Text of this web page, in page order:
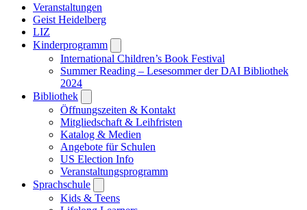
Veranstaltungen
Geist Heidelberg
LIZ
Kinderprogramm
submenu
International Children’s Book Festival
Summer Reading – Lesesommer der DAI Bibliothek
2024
Bibliothek
submenu
Öffnungszeiten & Kontakt
Mitgliedschaft & Leihfristen
Katalog & Medien
Angebote für Schulen
US Election Info
Veranstaltungsprogramm
Sprachschule
submenu
Kids & Teens